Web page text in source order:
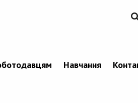
Навчання